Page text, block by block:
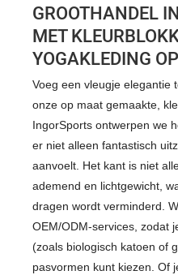
GROOTHANDEL
MET
YOGAKLEDING
Voeg een vleugje elegantie
onze op maat gemaakte,
IngorSports ontwerpen we
er niet alleen fantastisch
aanvoelt. Het kant is niet
ademend en lichtgewicht,
dragen wordt verminderd.
OEM/ODM-services, zodat
(zoals biologisch katoen of
pasvormen kunt kiezen. Of